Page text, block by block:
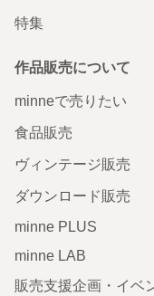
特集
作品販売について
minneで売りたい
食品販売
ヴィンテージ販売
ダウンロード販売
minne PLUS
minne LAB
販売支援企画・イベ